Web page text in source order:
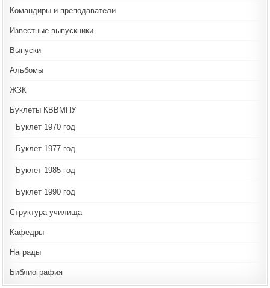
Командиры и преподаватели
Известные выпускники
Выпуски
Альбомы
ЖЗК
Буклеты КВВМПУ
Буклет 1970 год
Буклет 1977 год
Буклет 1985 год
Буклет 1990 год
Структура училища
Кафедры
Награды
Библиография